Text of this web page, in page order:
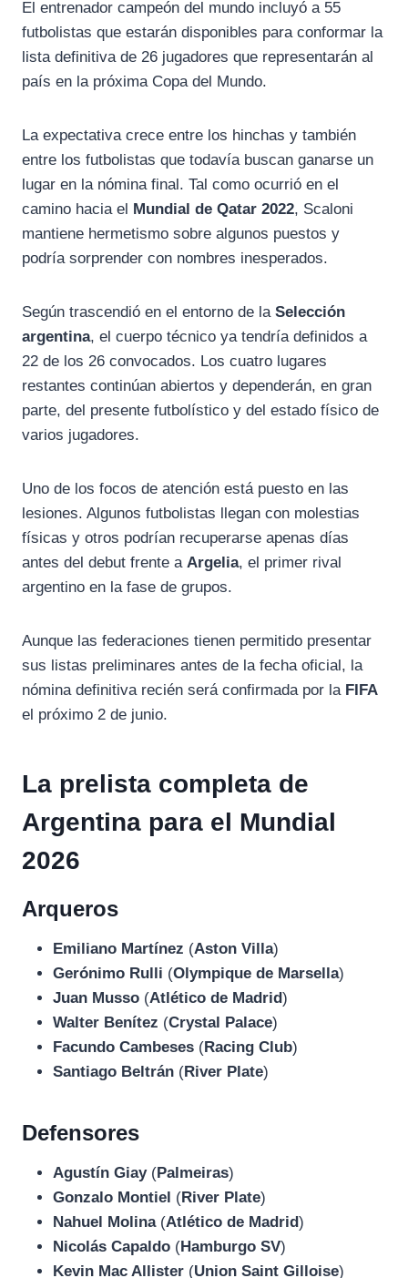
El entrenador campeón del mundo incluyó a 55
futbolistas que estarán disponibles para conformar la
lista definitiva de 26 jugadores que representarán al
país en la próxima Copa del Mundo.
La expectativa crece entre los hinchas y también
entre los futbolistas que todavía buscan ganarse un
lugar en la nómina final. Tal como ocurrió en el
camino hacia el Mundial de Qatar 2022, Scaloni
mantiene hermetismo sobre algunos puestos y
podría sorprender con nombres inesperados.
Según trascendió en el entorno de la Selección
argentina, el cuerpo técnico ya tendría definidos a
22 de los 26 convocados. Los cuatro lugares
restantes continúan abiertos y dependerán, en gran
parte, del presente futbolístico y del estado físico de
varios jugadores.
Uno de los focos de atención está puesto en las
lesiones. Algunos futbolistas llegan con molestias
físicas y otros podrían recuperarse apenas días
antes del debut frente a Argelia, el primer rival
argentino en la fase de grupos.
Aunque las federaciones tienen permitido presentar
sus listas preliminares antes de la fecha oficial, la
nómina definitiva recién será confirmada por la FIFA
el próximo 2 de junio.
La prelista completa de
Argentina para el Mundial
2026
Arqueros
Emiliano Martínez (Aston Villa)
Gerónimo Rulli (Olympique de Marsella)
Juan Musso (Atlético de Madrid)
Walter Benítez (Crystal Palace)
Facundo Cambeses (Racing Club)
Santiago Beltrán (River Plate)
Defensores
Agustín Giay(Palmeiras)
Gonzalo Montiel (River Plate)
Nahuel Molina(Atlético de Madrid)
Nicolás Capaldo (Hamburgo SV)
Kevin Mac Allister (Union Saint Gilloise)